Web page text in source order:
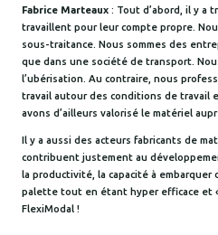
Fabrice Marteaux : Tout d’abord, il y a
travaillent pour leur compte propre.
sous-traitance. Nous sommes des
que dans une société de transport.
l’ubérisation. Au contraire, nous
travail autour des conditions de travail
avons d’ailleurs valorisé le matériel
Il y a aussi des acteurs fabricants de
contribuent justement au
la productivité, la capacité à embarquer
palette tout en étant hyper efficace et
FlexiModal !